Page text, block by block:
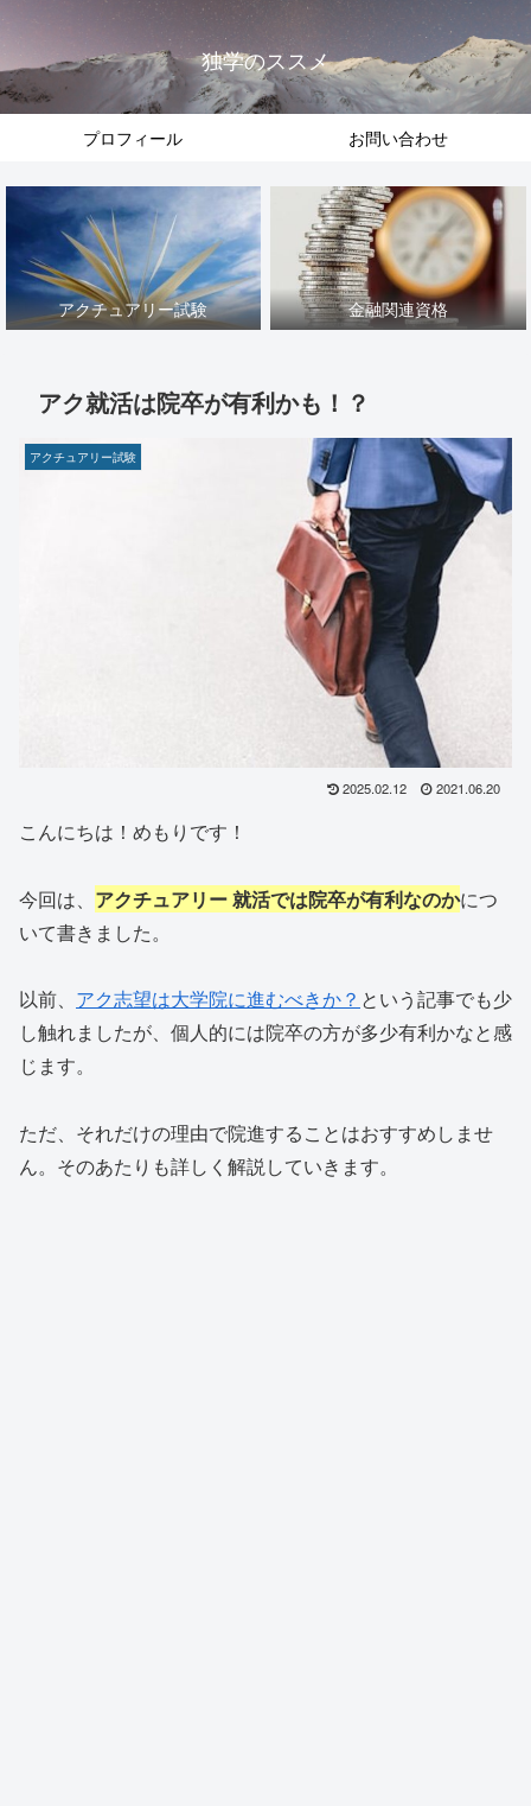
独学のススメ
プロフィール お問い合わせ
アクチュアリー試験 金融関連資格
アク就活は院卒が有利かも！？
アクチュアリー試験
2025.02.12 2021.06.20
こんにちは！めもりです！
今回は、 アクチュアリー 就活では院卒が有利なのかにつ
いて書きました。
以前、 アク志望は大学院に進むべきか？ という記事でも少
し触れましたが、個人的には院卒の方が多少有利かなと感
じます。
ただ、それだけの理由で院進することはおすすめしませ
ん。そのあたりも詳しく解説していきます。